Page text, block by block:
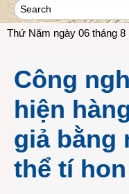
Thứ Năm ngày 06 tháng 8
Công
hiện
giả bằng
thể tí hon